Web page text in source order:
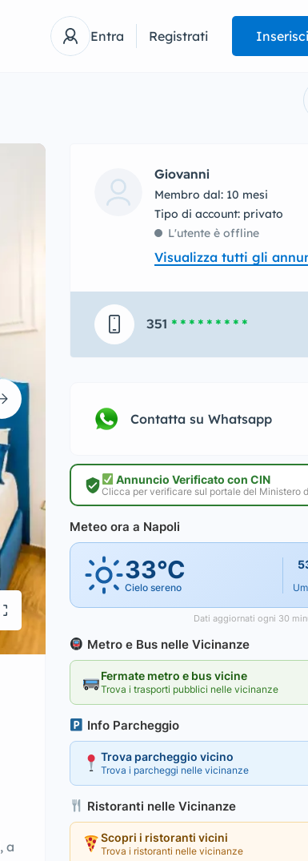
Entra Registrati
, a
Giovanni
Membro dal: 10 mesi
tipo di account: privato
L'utente è offline
Visualizza tutti gli
351 * * * * * * * * *
Contatta su Whatsapp
Annuncio Verificato con CIN
Clicca per verificare sul portale del Ministero
Meteo ora a Napoli
33°C
Cielo sereno
Dati aggiornati ogni 30
Metro e Bus nelle Vicinanze
Fermate metro e bus vicine
Trova i trasporti pubblici nelle vicinanze
Info Parcheggio
Trova parcheggio vicino
Trova i parcheggi nelle vicinanze
Ristoranti nelle Vicinanze
Scopri i ristoranti vicini
Trova i ristoranti nelle vicinanze